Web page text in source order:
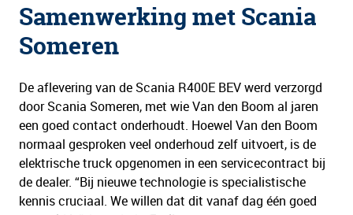
Samenwerking met Scania
Someren
De aflevering van de Scania R400E BEV werd verzorgd
door Scania Someren, met wie Van den Boom al jaren
een goed contact onderhoudt. Hoewel Van den Boom
normaal gesproken veel onderhoud zelf uitvoert, is de
elektrische truck opgenomen in een servicecontract bij
de dealer. “Bij nieuwe technologie is specialistische
kennis cruciaal. We willen dat dit vanaf dag één goed